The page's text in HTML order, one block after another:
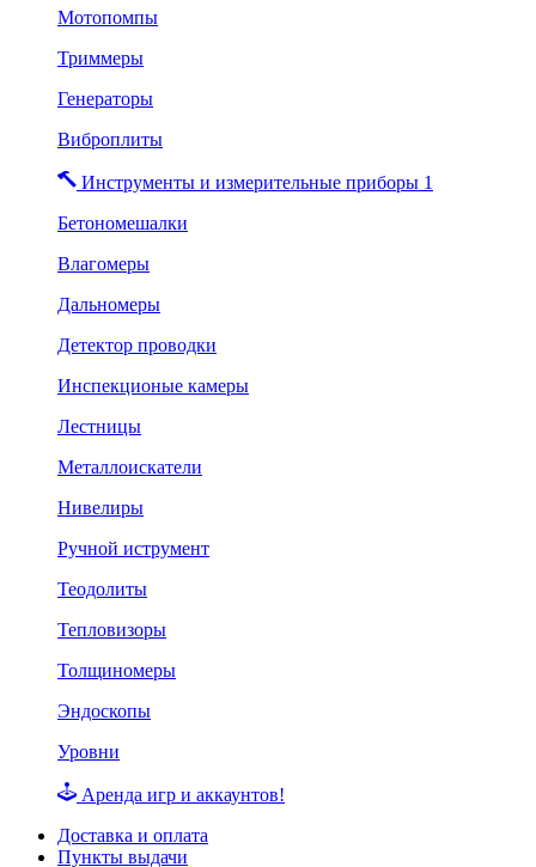
Мотопомпы
Триммеры
Генераторы
Виброплиты
Инструменты и измерительные приборы 1
Бетономешалки
Влагомеры
Дальномеры
Детектор проводки
Инспекционые камеры
Лестницы
Металлоискатели
Нивелиры
Ручной иструмент
Теодолиты
Тепловизоры
Толщиномеры
Эндоскопы
Уровни
Аренда игр и аккаунтов!
Доставка и оплата
Пункты выдачи